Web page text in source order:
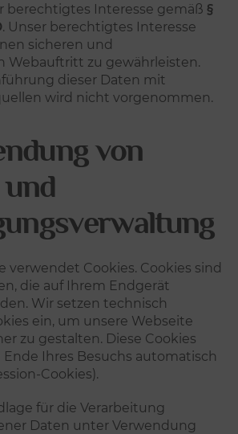
berechtigtes Interesse gemäß §
. Unser berechtigtes Interesse
sicheren und
Webauftritt zu gewährleisten.
dieser Daten mit
wird nicht vorgenommen.
von
verwendet Cookies. Cookies sind
die auf Ihrem Endgerät
Wir setzen technisch
ein, um unsere Webseite
zu gestalten. Diese Cookies
Ihres Besuchs automatisch
Cookies).
für die Verarbeitung
Daten unter Verwendung